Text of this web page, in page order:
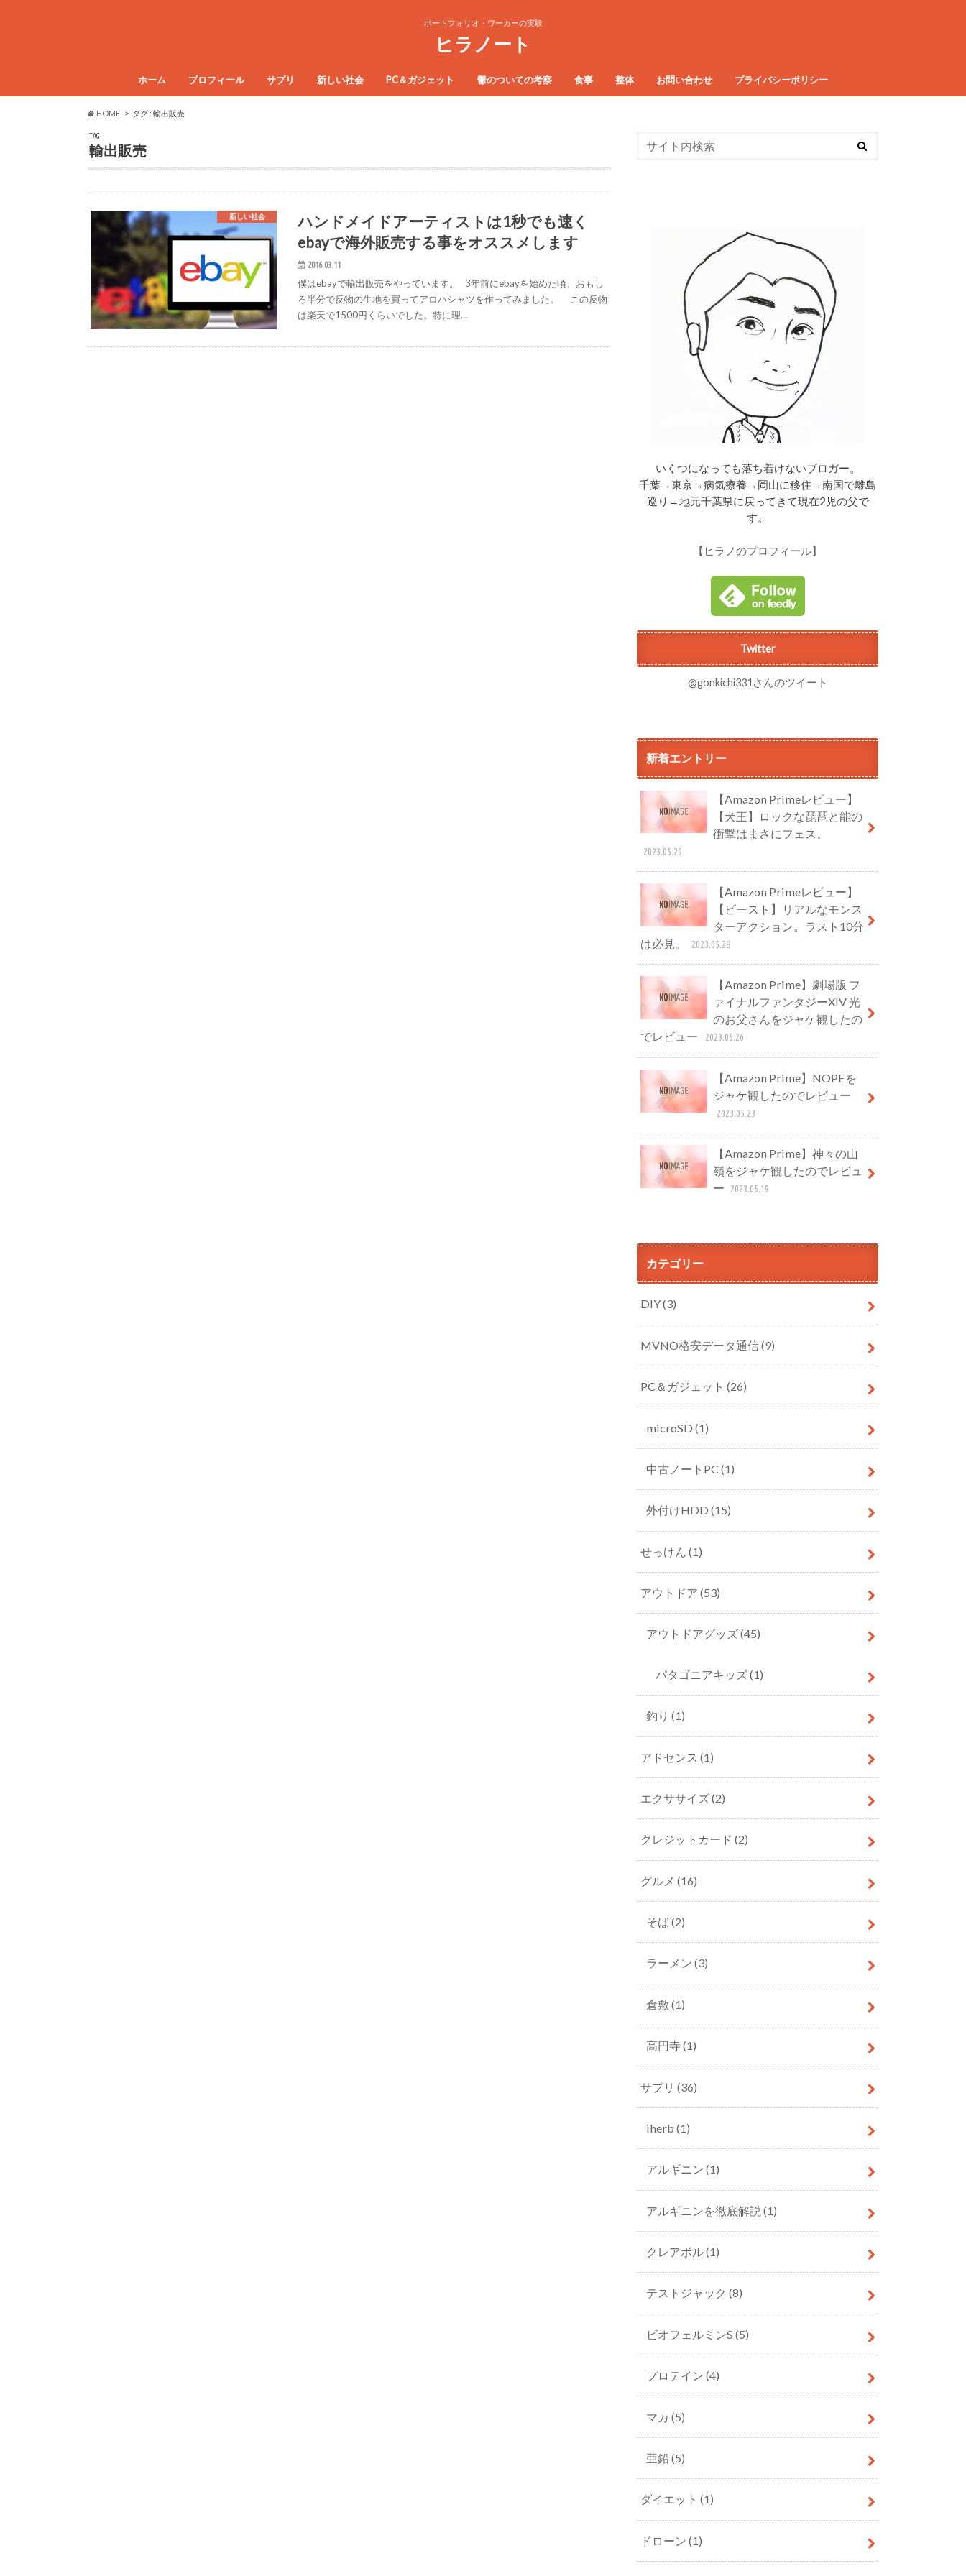
ポートフォリオ・ワーカーの実験
ヒラノート
ホーム プロフィール サプリ 新しい社会 PC＆ガジェット 鬱のついての考察 食事 整体 お問い合わせ プライバシーポリシー
HOME タグ : 輸出販売
TAG
輸出販売
新しい社会
ハンドメイドアーティストは1秒でも速く
ebayで海外販売する事をオススメします
2016.03.11
僕はebayで輸出販売をやっています。 3年前にebayを始めた頃、おもし
ろ半分で反物の生地を買ってアロハシャツを作ってみました。 この反物
は楽天で1500円くらいでした。特に理…
いくつになっても落ち着けないブロガー。
千葉→東京→病気療養→岡山に移住→南国で離島
巡り→地元千葉県に戻ってきて現在2児の父で
す。
【ヒラノのプロフィール】
Twitter
@gonkichi331さんのツイート
新着エントリー
【Amazon Primeレビュー】
【犬王】ロックな琵琶と能の
衝撃はまさにフェス。
2023.05.29
【Amazon Primeレビュー】
【ビースト】リアルなモンス
ターアクション。ラスト10分
は必見。
2023.05.28
【Amazon Prime】劇場版 フ
ァイナルファンタジーXIV 光
のお父さんをジャケ観したの
でレビュー
2023.05.26
【Amazon Prime】NOPEを
ジャケ観したのでレビュー
2023.05.23
【Amazon Prime】神々の山
嶺をジャケ観したのでレビュ
ー 2023.05.19
カテゴリー
DIY(3)
MVNO格安データ通信(9)
PC＆ガジェット (26)
microSD (1)
中古ノートPC (1)
外付けHDD (15)
せっけん (1)
アウトドア (53)
アウトドアグッズ(45)
パタゴニアキッズ(1)
釣り (1)
アドセンス (1)
エクササイズ(2)
クレジットカード (2)
グルメ (16)
そば(2)
ラーメン (3)
倉敷 (1)
高円寺(1)
サプリ (36)
iherb (1)
アルギニン (1)
アルギニンを徹底解説 (1)
クレアボル(1)
テストジャック (8)
ビオフェルミンS (5)
プロテイン (4)
マカ (5)
亜鉛(5)
ダイエット (1)
ドローン (1)